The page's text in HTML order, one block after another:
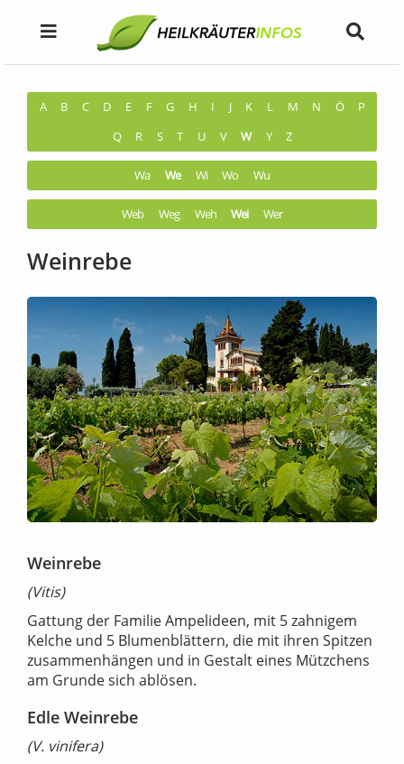
A B C D E F G H I J K L M N Ö
P
Q
R S T U V W Y Z
Wa We Wi Wo Wu
Web Weg Weh Wei Wer
Weinrebe
Weinrebe
(Vitis)
Gattung der Familie Ampelideen, mit 5 zahnigem
Kelche und 5 Blumenblättern, die mit ihren Spitzen
zusammenhängen und in Gestalt eines Mützchens
am Grunde sich ablösen.
Edle Weinrebe
(V. vinifera)